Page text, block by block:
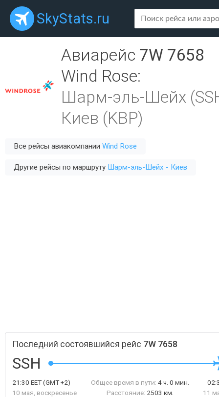
SkyStats.ru
Авиарейс 7W 7658
Wind Rose:
Шарм-эль-Шейх
Киев (KBP)
Все рейсы авиакомпании Wind Rose
Другие рейсы по маршруту Шарм-эль-Шейх - Киев
Последний состоявшийся рейс 7W 7658
SSH
21:30 EET(GMT +2)
10 мая, воскресенье
Общее время в пути: 4 ч. 0 мин.
Расстояние: 2503 км.
11